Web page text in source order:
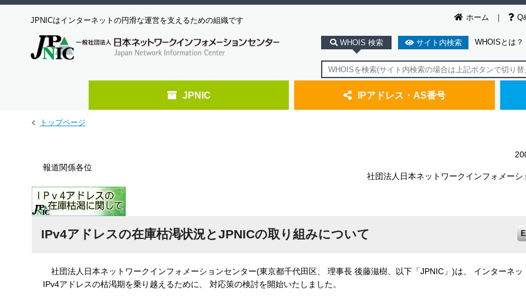
ホーム
JPNICはインターネットの円滑な運営を支えるための組織です
WHOIS 検索 サイト内検索 WHOISとは？
JPNIC IPアドレス・AS番号
トップページ
報道関係各位
社団法人日本ネットワークインフォメーシ
IPv4アドレスの在庫枯渇状況とJPNICの取り組みについて
社団法人日本ネットワークインフォメーションセンター(東京都千代田区、 理事長 後藤滋樹、以下「JPNIC」)は、 インターネッ
IPv4アドレスの枯渇期を乗り越えるために、 対応策の検討を開始いたしました。